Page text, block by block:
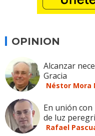
OPINION
Alcanzar
Gracia
Néstor Mora
En unión
de luz
Rafael